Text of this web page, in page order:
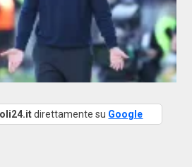
direttamente su Google